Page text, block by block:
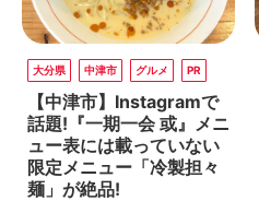
大分県 中津市 グルメ PR
【中津市】Instagramで
話題!『一期一会 或』メニ
ュー表には載っていない
限定メニュー「冷製担々
麺」が絶品!